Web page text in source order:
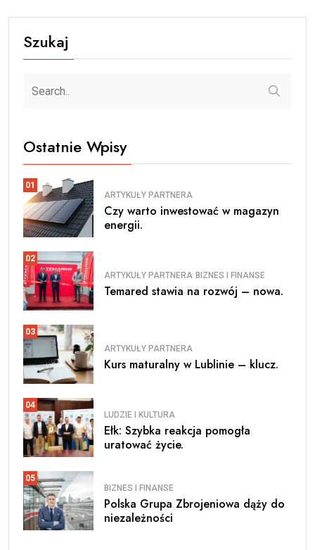
Szukaj
Ostatnie Wpisy
01
ARTYKUŁY PARTNERA
Czy warto inwestować w magazyn
energii.
02
ARTYKUŁY PARTNERA BIZNES I FINANSE
Temared stawia na rozwój – nowa.
03
ARTYKUŁY PARTNERA
Kurs maturalny w Lublinie – klucz.
04
LUDZIE I KULTURA
Ełk: Szybka reakcja pomogła
uratować życie.
05
BIZNES I FINANSE
Polska Grupa Zbrojeniowa dąży do
niezależności